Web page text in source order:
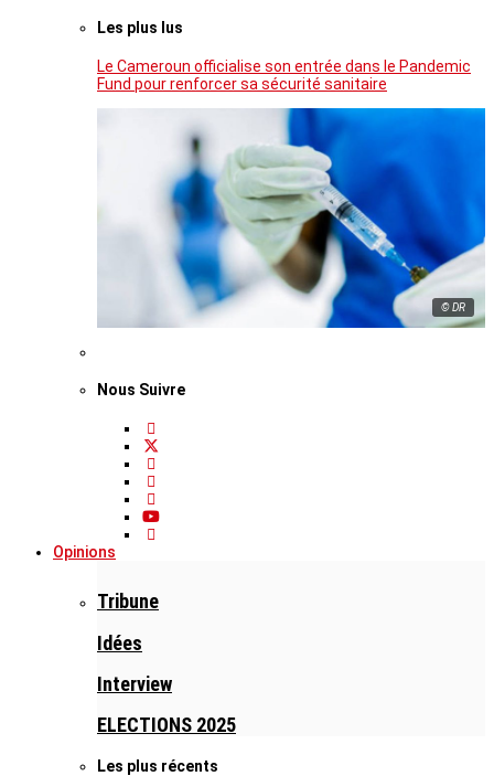
Les plus lus
Le Cameroun officialise son entrée dans le Pandemic
Fund pour renforcer sa sécurité sanitaire
© DR
Nous Suivre
Opinions
Tribune
Idées
Interview
ELECTIONS 2025
Les plus récents